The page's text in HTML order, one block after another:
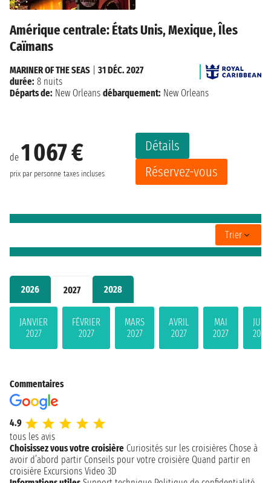
2026 2027 2028
JANVIER
2027
FÉVRIER
2027
MARS
2027
AVRIL
2027
MAI
2027
JUIN
2027
Amérique centrale: États Unis, Mexique, Îles
Caïmans
de 1 067 €
prix par personne taxes incluses
Détails
Réservez-vous
MARINER OF THE SEAS
31 DÉC. 2027
durée: 8 nuits
Départs de: New Orleans débarquement: New Orleans
Trier
Commentaires
4.9
tous les avis
Choisissez vous votre croisière Curiosités sur les croisières Chose à
avoir d’abord partir Conseils pour votre croisière Quand partir en
croisière Excursions Video 3D